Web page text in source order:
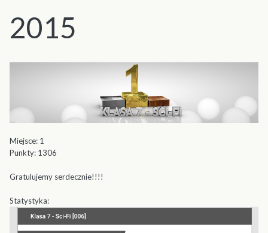
2015
Miejsce: 1
Punkty: 1306
Gratulujemy serdecznie!!!!
Statystyka: